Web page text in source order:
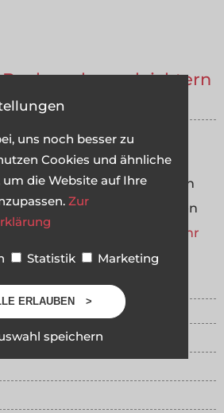
erleichtern
Webanwendungen
Leidenschaft. Unser Wissen
wir dabei gerne weiter.
Mehr
coding project
uns noch besser zu
Cookies und ähnliche
die Website auf Ihre
Zur
Statistik Marketing
ERLAUBEN
speichern